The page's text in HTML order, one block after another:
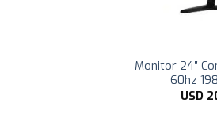
Monitor 24″
60hz
USD